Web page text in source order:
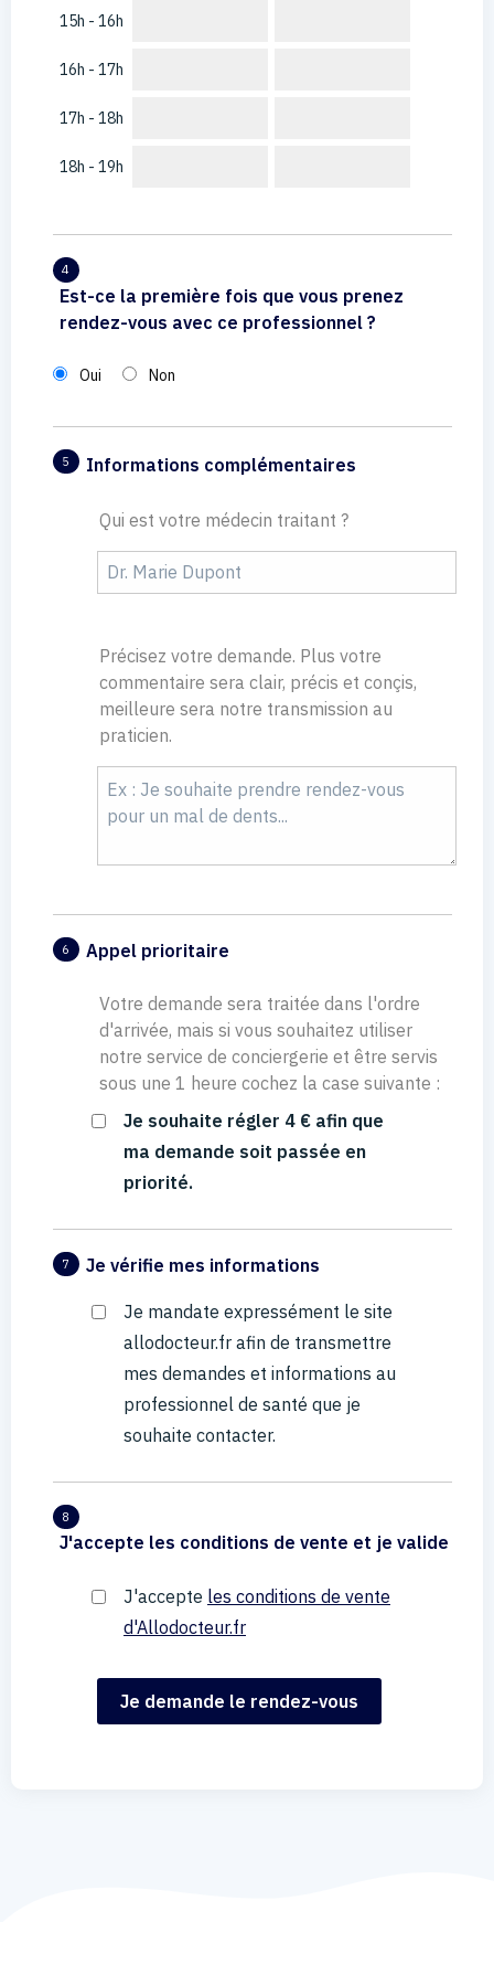
15h - 16h
16h - 17h
17h - 18h
18h - 19h
4
Est-ce la première fois que vous prenez
rendez-vous avec ce professionnel ?
Oui Non
5 Informations complémentaires
Qui est votre médecin traitant ?
Précisez votre demande. Plus votre
commentaire sera clair, précis et conçis,
meilleure sera notre transmission au
praticien.
6 Appel prioritaire
Votre demande sera traitée dans l'ordre
d'arrivée, mais si vous souhaitez utiliser
notre service de conciergerie et être servis
sous une 1 heure cochez la case suivante :
Je souhaite régler 4 € afin que
ma demande soit passée en
priorité.
7 Je vérifie mes informations
Je mandate expressément le site
allodocteur.fr afin de transmettre
mes demandes et informations au
professionnel de santé que je
souhaite contacter.
8
J'accepte les conditions de vente et je valide
J'accepte les conditions de vente
d'Allodocteur.fr